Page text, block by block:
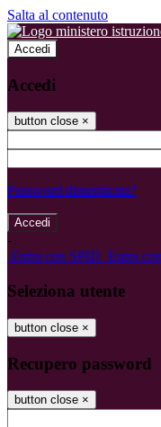
Salta al contenuto
Accedi
Accedi
button close ×
Password dimenticata?
-
Entra con SPID Entra
Seleziona utente
button close ×
Recupero password
button close ×